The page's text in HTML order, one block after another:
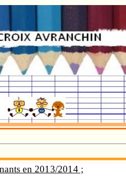
en 2013/2014 ;